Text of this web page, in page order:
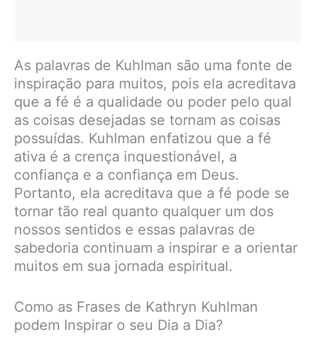
As palavras de Kuhlman são uma fonte de
inspiração para muitos, pois ela acreditava
que a fé é a qualidade ou poder pelo qual
as coisas desejadas se tornam as coisas
possuídas. Kuhlman enfatizou que a fé
ativa é a crença inquestionável, a
confiança e a confiança em Deus.
Portanto, ela acreditava que a fé pode se
tornar tão real quanto qualquer um dos
nossos sentidos e essas palavras de
sabedoria continuam a inspirar e a orientar
muitos em sua jornada espiritual.
Como as Frases de Kathryn Kuhlman
podem Inspirar o seu Dia a Dia?